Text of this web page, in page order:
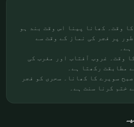
وقت۔ کھانا پینا اس وقت بند ہو
پر فجر کی نماز کے وقت سے
وقت۔ غروب آفتاب اور مغرب کی
مطابقت رکھتا ہے۔
سویرے کا کھانا۔ سحری کو فجر
ختم کرنا سنت ہے۔